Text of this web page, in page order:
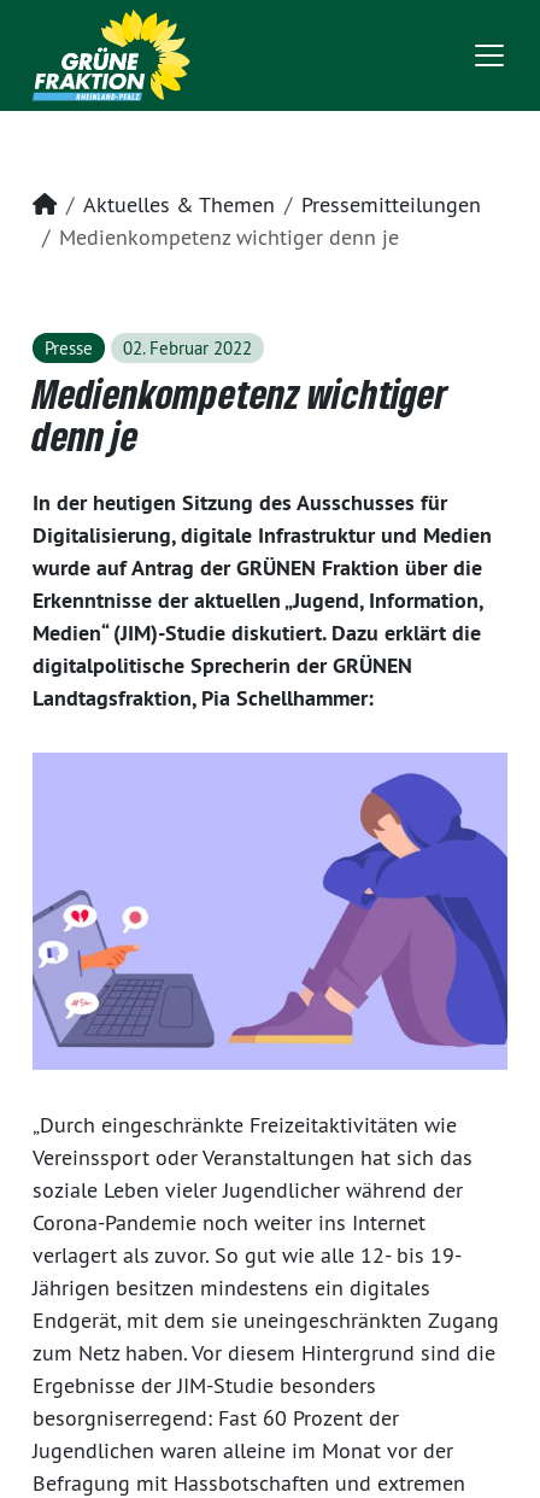
Startseite
Aktuelles & Themen
Pressemitteilungen
Medienkompetenz wichtiger denn je
Presse 02. Februar 2022
Medienkompetenz wichtiger
denn je
In der heutigen Sitzung des Ausschusses für
Digitalisierung, digitale Infrastruktur und Medien
wurde auf Antrag der GRÜNEN Fraktion über die
Erkenntnisse der aktuellen „Jugend, Information,
Medien“ (JIM)-Studie diskutiert. Dazu erklärt die
digitalpolitische Sprecherin der GRÜNEN
Landtagsfraktion, Pia Schellhammer:
„Durch eingeschränkte Freizeitaktivitäten wie
Vereinssport oder Veranstaltungen hat sich das
soziale Leben vieler Jugendlicher während der
Corona-Pandemie noch weiter ins Internet
verlagert als zuvor. So gut wie alle 12- bis 19-
Jährigen besitzen mindestens ein digitales
Endgerät, mit dem sie uneingeschränkten Zugang
zum Netz haben. Vor diesem Hintergrund sind die
Ergebnisse der JIM-Studie besonders
besorgniserregend: Fast 60 Prozent der
Jugendlichen waren alleine im Monat vor der
Befragung mit Hassbotschaften und extremen